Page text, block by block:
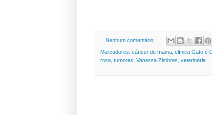
Nenhum comentário:
Marcadores: câncer de mama clínica Gato é
rosa tumores Vanessa Zimbres veterinária